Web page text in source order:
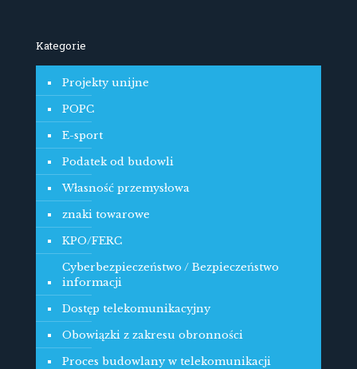
Kategorie
Projekty unijne
POPC
E-sport
Podatek od budowli
Własność przemysłowa
znaki towarowe
KPO/FERC
Cyberbezpieczeństwo / Bezpieczeństwo
informacji
Dostęp telekomunikacyjny
Obowiązki z zakresu obronności
Proces budowlany w telekomunikacji